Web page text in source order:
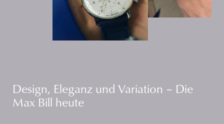
Design, Eleganz und Variation – Die
Max Bill heute